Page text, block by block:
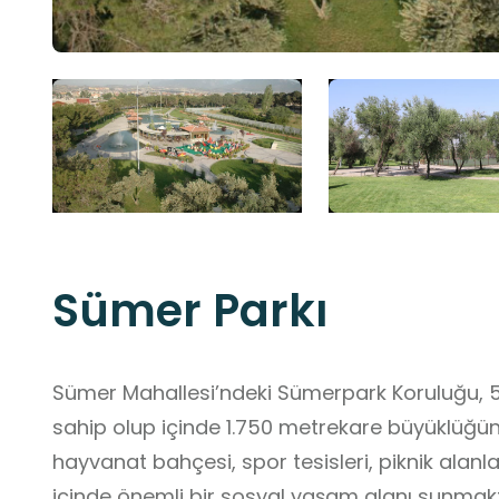
Sümer Parkı
Sümer Mahallesi’ndeki Sümerpark
sahip olup içinde 1.750 metrekare
hayvanat bahçesi, spor tesisleri, piknik